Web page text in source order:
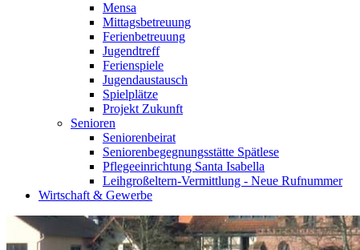
Mensa
Mittagsbetreuung
Ferienbetreuung
Jugendtreff
Ferienspiele
Jugendaustausch
Spielplätze
Projekt Zukunft
Senioren
Seniorenbeirat
Seniorenbegegnungsstätte Spätlese
Pflegeeinrichtung Santa Isabella
Leihgroßeltern-Vermittlung - Neue Rufnummer
Wirtschaft & Gewerbe